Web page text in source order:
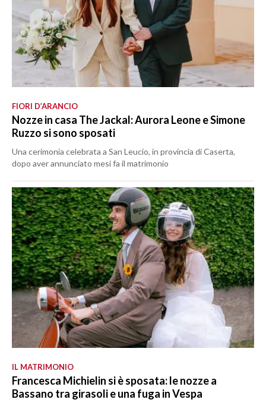
FIORI D’ARANCIO
Nozze in casa The Jackal: Aurora Leone e Simone
Ruzzo si sono sposati
Una cerimonia celebrata a San Leucio, in provincia di Caserta,
dopo aver annunciato mesi fa il matrimonio
IL MATRIMONIO
Francesca Michielin si è sposata: le nozze a
Bassano tra girasoli e una fuga in Vespa